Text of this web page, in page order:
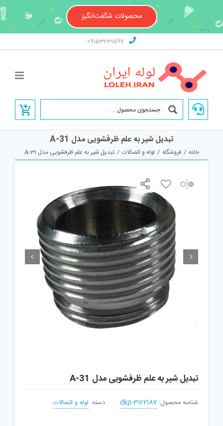
content
محصولات شگفت‌انگیز
تبدیل شیر به علم ظرفشویی مدل A-31
خانه / فروشگاه / لوله و اتصالات / تبدیل شیر به علم ظرفشویی مدل A-31
 
تبدیل شیر به علم ظرفشویی مدل A-31
شناسه محصول: dkp-3122187 دسته: لوله و اتصالات